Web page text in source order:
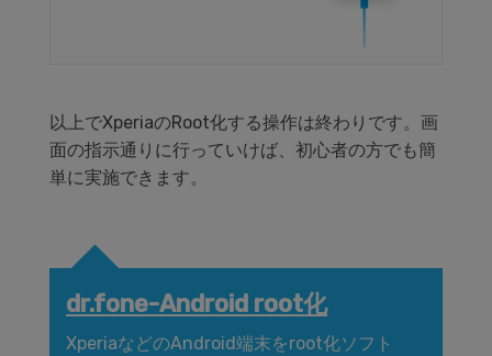
以上でXperiaのRoot化する操作は終わりです。画
面の指示通りに行っていけば、初心者の方でも簡
単に実施できます。
dr.fone-Android root化
XperiaなどのAndroid端末をroot化ソフト